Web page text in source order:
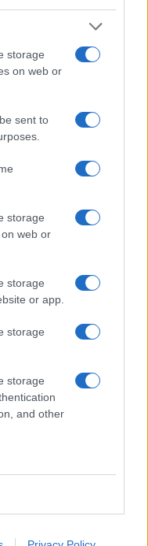
storage
on web or
sent to
storage
web or
storage
or app.
storage
storage
and other
tema
dedicato a frasi,
web (137.905 frasi in
dei testi è
la Licenza
acquisti idonei. •